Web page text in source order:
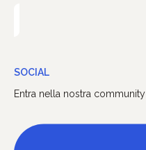
SOCIAL
Entra nella nostra community